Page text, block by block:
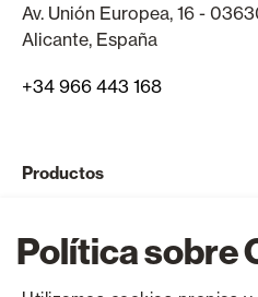
Política sobre
Av. Unión Europea, 16 -
Alicante, España
+34 966 443 168
Productos
Ventanas y puertas de PVC